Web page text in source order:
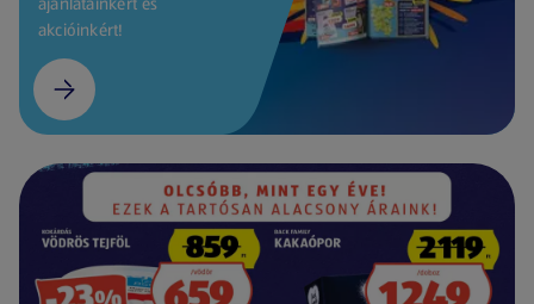
akcióinkért!